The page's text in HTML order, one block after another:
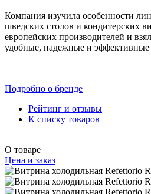
Компания изучила особенности
шведских столов и кондитерских
европейских производителей и
удобные, надежные и эффективные
Подробно о бренде
Рейтинг и отзывы
К списку товаров
О товаре
Цена и заказ